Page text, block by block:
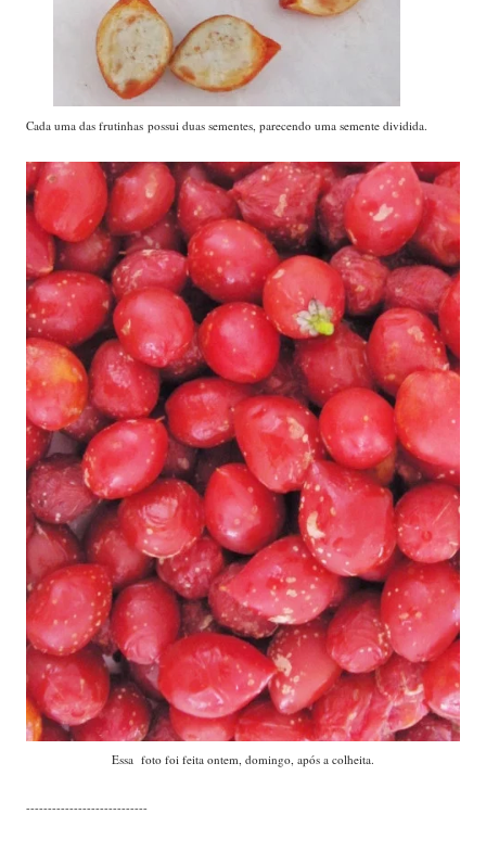
Cada uma das frutinhas possui duas sementes, parecendo uma semente dividida.
Essa foto foi feita ontem, domingo, após a colheita.
----------------------------